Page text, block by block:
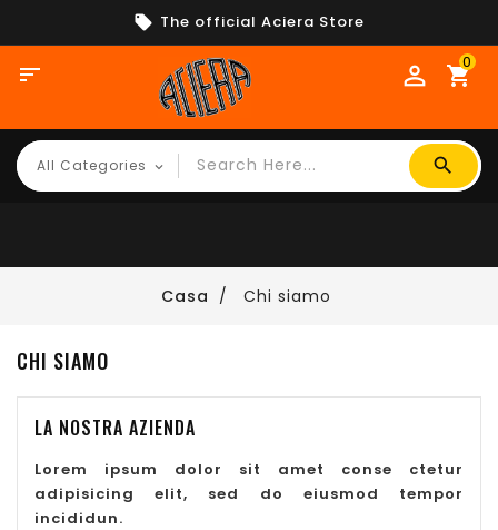
The official Aciera Store
 shopping_cart
0
Casa Chi siamo
CHI SIAMO
LA NOSTRA AZIENDA
Lorem ipsum dolor sit amet conse ctetur
adipisicing elit, sed do eiusmod tempor
incididun.